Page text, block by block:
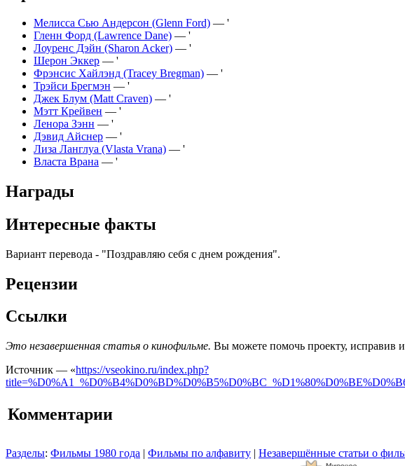
Мелисса Сью Андерсон (Glenn Ford) — '
Гленн Форд (Lawrence Dane) — '
Лоуренс Дэйн (Sharon Acker) — '
Шерон Эккер — '
Фрэнсис Хайлэнд (Tracey Bregman) — '
Трэйси Брегмэн — '
Джек Блум (Matt Craven) — '
Мэтт Крейвен — '
Ленора Зэнн — '
Дэвид Айснер — '
Лиза Ланглуа (Vlasta Vrana) — '
Власта Врана — '
Награды
Интересные факты
Вариант перевода - "Поздравляю себя с днем рождения".
Рецензии
Ссылки
Это незавершенная статья о кинофильме. Вы можете помочь проекту, исправив
Источник — «https://vseokino.ru/index.php?
Комментарии
Разделы: Фильмы 1980 года | Фильмы по алфавиту | Незавершённые статьи о